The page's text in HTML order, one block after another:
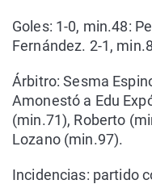
Goles: 1-0, min.48:
Fernández. 2-1,
Árbitro: Sesma
Amonestó a Edu
(min.71), Roberto
Lozano (min.97).
Incidencias: partido